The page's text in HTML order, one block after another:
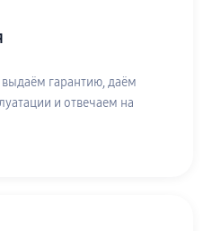
выдаём гарантию, даём
и отвечаем на